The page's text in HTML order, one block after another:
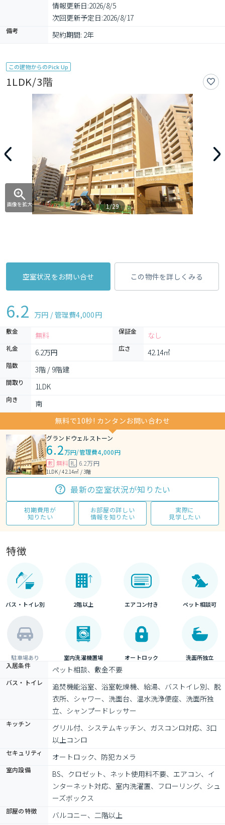
情報更新日:2026/8/5
次回更新予定日:2026/8/17
備考 契約期間: 2年
この建物からのPick Up
1LDK/3階
画像を拡大 1/29
空室状況をお問い合せ この物件を詳しくみる
6.2 万円 / 管理費4,000円
敷金 無料 保証金 なし
礼金 6.2万円 広さ 42.14㎡
階数 3階 / 9階建
間取り 1LDK
向き
南
無料で10秒! カンタンお問い合わせ
グランドウェルストーン
6.2万円/管理費4,000円
敷 無料 礼 6.2万円
1LDK / 42.14㎡ / 3階
最新の空室状況が知りたい
初期費用が
知りたい
お部屋の詳しい
情報を知りたい
実際に
見学したい
特徴
バス・トイレ別 2階以上 エアコン付き ペット相談可
駐車場あり 室内洗濯機置場 オートロック 洗面所独立
入居条件 ペット相談、敷金不要
バス・トイレ
追焚機能浴室、浴室乾燥機、給湯、バストイレ別、脱
衣所、シャワー、洗面台、温水洗浄便座、洗面所独
立、シャンプードレッサー
キッチン
グリル付、システムキッチン、ガスコンロ対応、3口
以上コンロ
セキュリティ オートロック、防犯カメラ
室内設備
BS、クロゼット、ネット使用料不要、エアコン、イ
ンターネット対応、室内洗濯置、フローリング、シュ
ーズボックス
部屋の特徴 バルコニー、二階以上